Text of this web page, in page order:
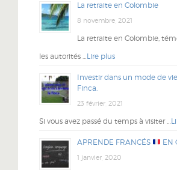
La retraite en Colombie
8 novembre, 2021
La retraite en Colombie,
les autorités …Lire plus
Investir dans un mode de
Finca.
23 février, 2021
Si vous avez passé du temps à visiter …
APRENDE FRANCÉS EN
1 janvier, 2020